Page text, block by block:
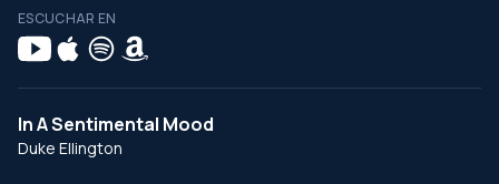
ESCUCHAR EN
In A Sentimental Mood
Duke Ellington